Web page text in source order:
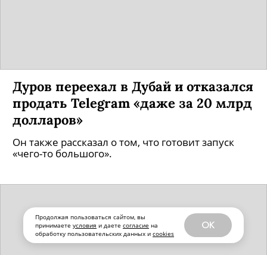
Продолжая пользоваться сайтом, вы
принимаете условия и даете согласие на
обработку пользовательских данных и cookies
OK
Дуров переехал в Дубай и отказался
продать Telegram «даже за 20 млрд
долларов»
Он также рассказал о том, что готовит запуск
«чего-то большого».